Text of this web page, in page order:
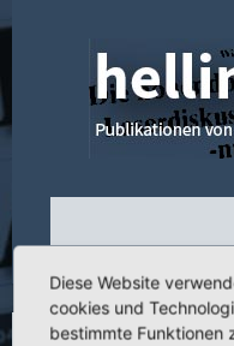
Diese Website
cookies und
bestimmte Funktionen